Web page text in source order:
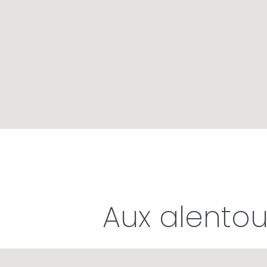
Aux